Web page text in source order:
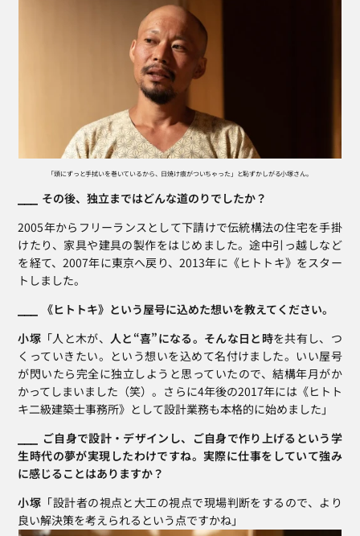
「頭にずっと手拭いを巻いているから、日焼け痕がついちゃった」と恥ずかしがる小塚さん。
⎯⎯⎯  その後、独立まではどんな道のりでしたか？
2005年からフリーランスとして下請けで伝統構法の住宅を手掛
けたり、家具や建具の製作をはじめました。途中引っ越しなど
を経て、2007年に東京へ戻り、2013年に《ヒトトキ》をスター
トしました。
⎯⎯⎯  《ヒトトキ》という屋号に込めた想いを教えてください。
小塚 「人と木が、 人と“喜”になる。そんな日と時を共有し、つ
くっていきたい。という想いを込めて名付けました。いい屋号
が閃いたら完全に独立しようと思っていたので、結構年月がか
かってしまいました（笑）。さらに4年後の2017年には《ヒトト
キ二級建築士事務所》として設計業務も本格的に始めました」
⎯⎯⎯  ご自身で設計・デザインし、ご自身で作り上げるという学
生時代の夢が実現したわけですね。実際に仕事をしていて強み
に感じることはありますか？
小塚 「設計者の視点と大工の視点で現場判断をするので、より
良い解決策を考えられるという点ですかね」